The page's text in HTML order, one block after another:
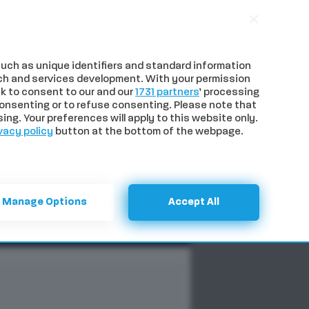
SPECIALI
PreviousNext
as unique identifiers and standard information
and services development. With your permission
to consent to our and our1731 partners’ processing
or to refuse consenting. Please note that
Your preferences will apply to this website only.
policy button at the bottom of the webpage.
Manage Options Accept All